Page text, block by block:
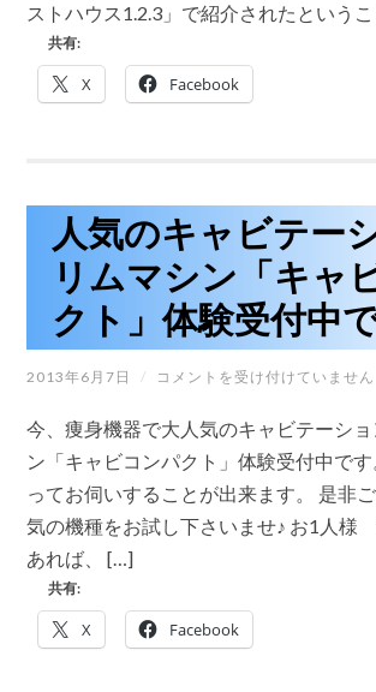
紹
れ
た
ル」
ご
導
入
頂
き
ま
は
ストハウス1.2.3」で紹介されたという
共有:
X Facebook
人気のキャビテー
リムマシン「キャ
クト」体験受付中で
2013年6月7日 /
人
の
キ
ャ
テ
ー
シ
リ
ム
コメントを受け付けていません
今、痩身機器で大人気のキャビテーシ
ン「キャビコンパクト」体験受付中で
ってお伺いすることが出来ます。 是非
気の機種をお試し下さいませ♪ お1人様
あれば、 […]
共有:
X Facebook